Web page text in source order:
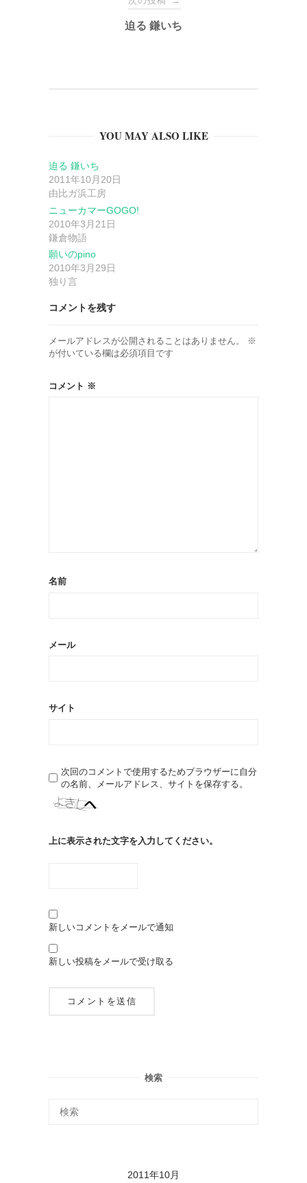
ョ
ン
迫る 鎌いち
YOU MAY ALSO LIKE
迫る 鎌いち
2011年10月20日
由比ガ浜工房
ニューカマーGOGO!
2010年3月21日
鎌倉物語
願いのpino
2010年3月29日
独り言
コメントを残す
メールアドレスが公開されることはありません。
※
が付いている欄は必須項目です
コメント ※
名前
メール
サイト
次回のコメントで使用するためブラウザーに自分
の名前、メールアドレス、サイトを保存する。
上に表示された文字を入力してください。
新しいコメントをメールで通知
新しい投稿をメールで受け取る
検索
2011年10月